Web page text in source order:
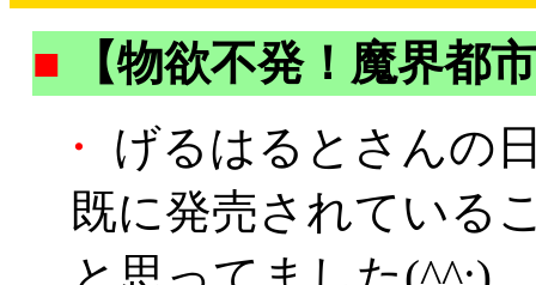
■
【物欲不発！魔界都
・
げるはるとさんの
既に発売されている